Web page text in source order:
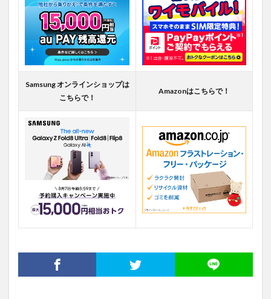
Samsung オンラインショップは
こちらで！
Amazonはこちらで！